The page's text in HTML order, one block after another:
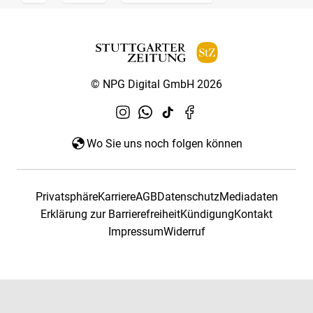
© NPG Digital GmbH 2026
Wo Sie uns noch folgen können
PrivatsphäreKarriereAGBDatenschutzMediadaten
Erklärung zur BarrierefreiheitKündigungKontakt
ImpressumWiderruf